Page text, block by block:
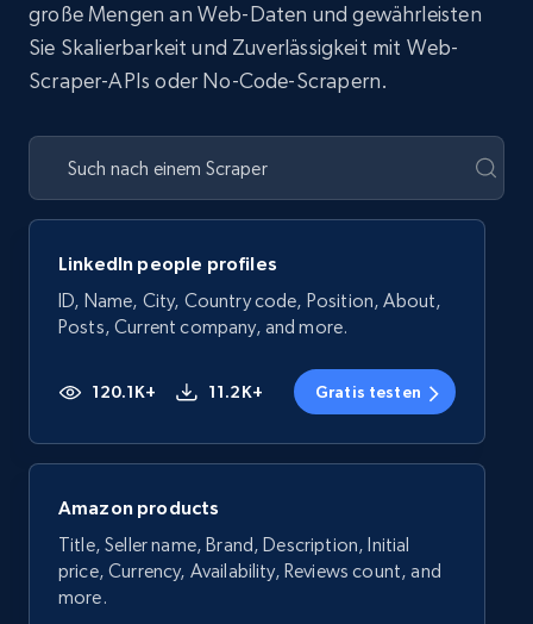
große Mengen an Web-Daten und gewährleisten
Sie Skalierbarkeit und Zuverlässigkeit mit Web-
Scraper-APIs oder No-Code-Scrapern.
LinkedIn people profiles
ID, Name, City, Country code, Position, About,
Posts, Current company, and more.
120.1K+ 11.2K+ Gratis testen
Amazon products
Title, Seller name, Brand, Description, Initial
price, Currency, Availability, Reviews count, and
more.